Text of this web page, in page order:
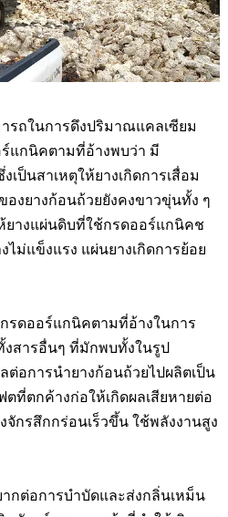
รถในการดึงปริมาณแคลเซียม
ร์แกนิคตามที่อ้างพบว่า มี
เป็นสาเหตุให้ยางเกิดการเสื่อม
งยางก้อนถ้วยยังคงขาวขุ่นทั้ง ๆ
ยางแผ่นดิบที่ใช้กรดออร์แกนิคช
ไม่แข็งแรง แผ่นยางเกิดการย้อย
รดออร์แกนิคตามที่อ้างในการ
งสารอื่นๆ ที่มักพบทั้งในรูป
ต่อการนำยางก้อนถ้วยไปผลิตเป็น
ตที่ตกค้างก่อให้เกิดผลเสียหายต่อ
จักรสึกกร่อนเร็วขึ้น ใช้พลังงานสูง
กต่อการบำบัดและส่งกลิ่นเหม็น